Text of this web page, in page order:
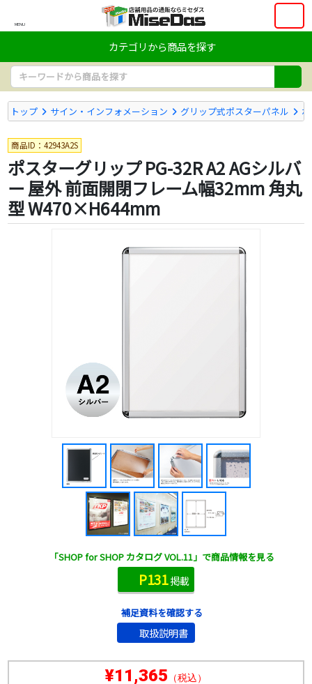
MENU
カテゴリから商品を探す
トップ サイン・インフォメーション グリップ式ポスターパネル
商品ID：42943A2S
ポスターグリップ PG-32R A2 AGシルバ
ー 屋外 前面開閉フレーム幅32mm 角丸
型 W470×H644mm
¥11,365 （税込）
「SHOP for SHOP カタログ VOL.11」で商品情報を見る
P131掲載
補足資料を確認する
取扱説明書